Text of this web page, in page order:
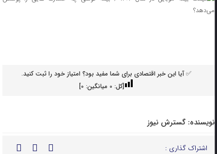
✅ آیا این خبر اقتصادی برای شما مفید بود؟ امتیاز خود را ثبت کنید.
[کل: 0میانگین: 0
]
نویسنده: گسترش نیوز
اشتراک گذاری :